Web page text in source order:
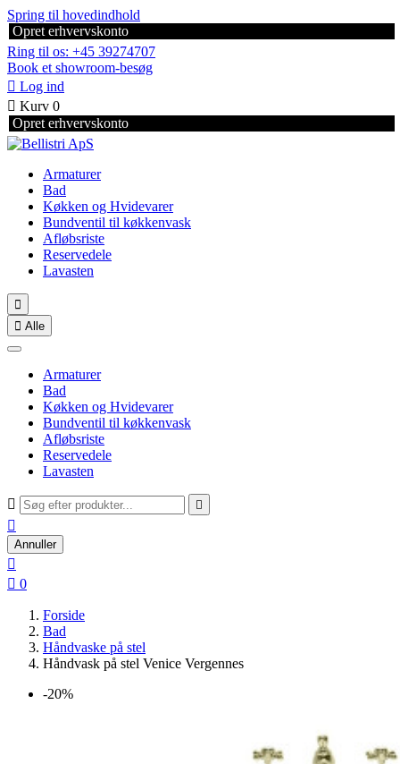
Spring til hovedindhold
Opret erhvervskonto
Ring til os: +45 39274707
Book et showroom-besøg
 Log ind
 Kurv 0
Opret erhvervskonto
Armaturer
Bad
Køkken og Hvidevarer
Bundventil til køkkenvask
Afløbsriste
Reservedele
Lavasten

 Alle
Armaturer
Bad
Køkken og Hvidevarer
Bundventil til køkkenvask
Afløbsriste
Reservedele
Lavasten
 

Annuller

 0
Forside
Bad
Håndvaske på stel
Håndvask på stel Venice Vergennes
-20%